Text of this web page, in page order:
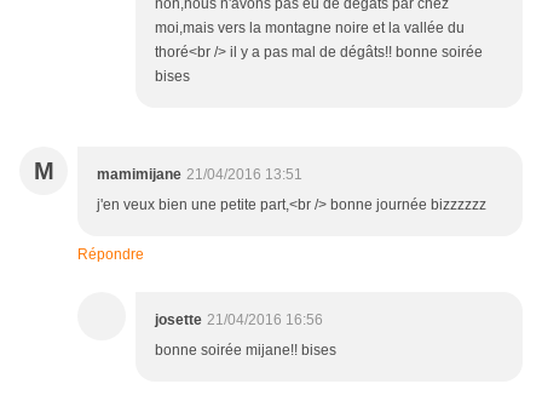
non,nous n'avons pas eu de dégâts par chez
moi,mais vers la montagne noire et la vallée du
thoré<br /> il y a pas mal de dégâts!! bonne soirée
bises
M mamimijane 21/04/2016 13:51
j'en veux bien une petite part,<br /> bonne journée bizzzzzz
Répondre
josette 21/04/2016 16:56
bonne soirée mijane!! bises